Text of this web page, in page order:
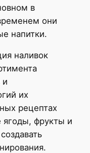
в
они
напитки.
наливок
и
их
рецептах
ягоды, фрукты и